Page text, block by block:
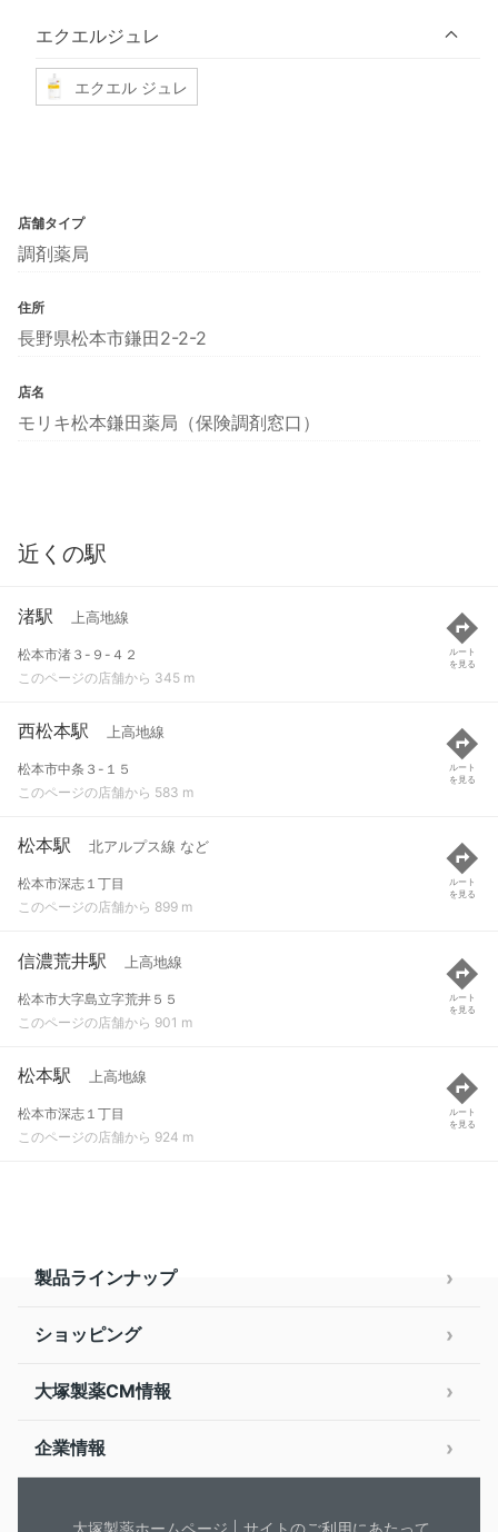
エクエルジュレ
エクエル ジュレ
店舗タイプ
調剤薬局
住所
長野県松本市鎌田2-2-2
店名
モリキ松本鎌田薬局（保険調剤窓口）
近くの駅
渚駅 上高地線
松本市渚３-９-４２
このページの店舗から 345 m
ルート
を見る
西松本駅 上高地線
松本市中条３-１５
このページの店舗から 583 m
ルート
を見る
松本駅 北アルプス線 など
松本市深志１丁目
このページの店舗から 899 m
ルート
を見る
信濃荒井駅 上高地線
松本市大字島立字荒井５５
このページの店舗から 901 m
ルート
を見る
松本駅 上高地線
松本市深志１丁目
このページの店舗から 924 m
ルート
を見る
製品ラインナップ
ショッピング
大塚製薬CM情報
企業情報